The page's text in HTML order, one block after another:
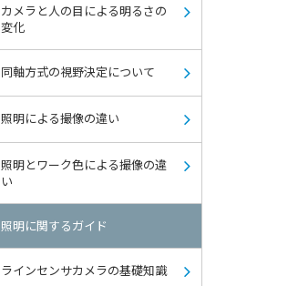
カメラと人の目による明るさの
変化
同軸方式の視野決定について
照明による撮像の違い
照明とワーク色による撮像の違
い
照明に関するガイド
ラインセンサカメラの基礎知識